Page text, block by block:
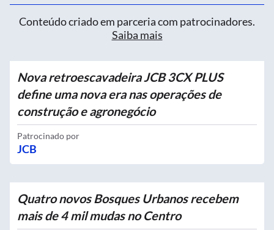
Conteúdo criado em parceria com patrocinadores.
Saiba mais
Nova retroescavadeira JCB 3CX PLUS
define uma nova era nas operações de
construção e agronegócio
Patrocinado por
JCB
Quatro novos Bosques Urbanos recebem
mais de 4 mil mudas no Centro